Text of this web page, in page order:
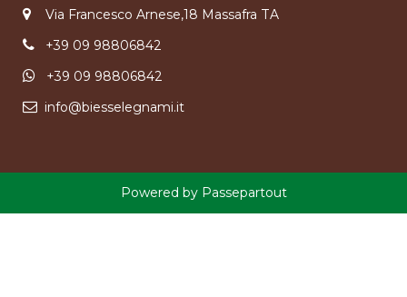
Via Francesco Arnese,18 Massafra TA
+39 09 98806842
+39 09 98806842
info@biesselegnami.it
Powered by Passepartout